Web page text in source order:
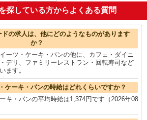
ポート2,000円
給を見る
探している方からよくある質問
の求人は、他にどのようなものがあります
か？
ーツ・ケーキ・パンの他に、カフェ・ダイニ
デリ、ファミリーレストラン・回転寿司など
ます。
ケーキ・パンの時給はどれくらいですか？
キ・パンの平均時給は1,374円です（2026年08